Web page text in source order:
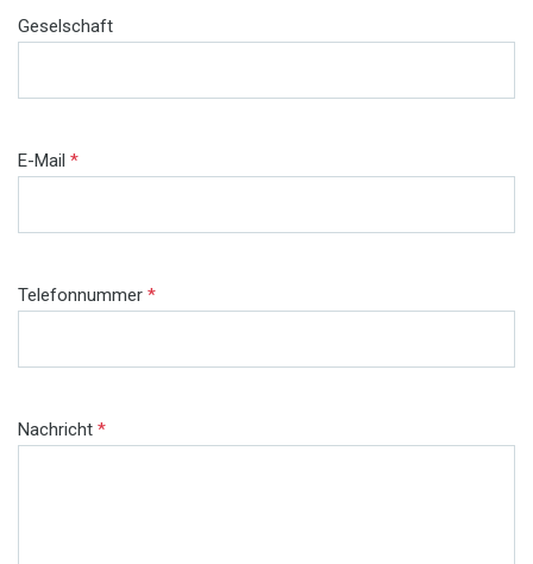
Geselschaft
E-Mail *
Telefonnummer *
Nachricht *